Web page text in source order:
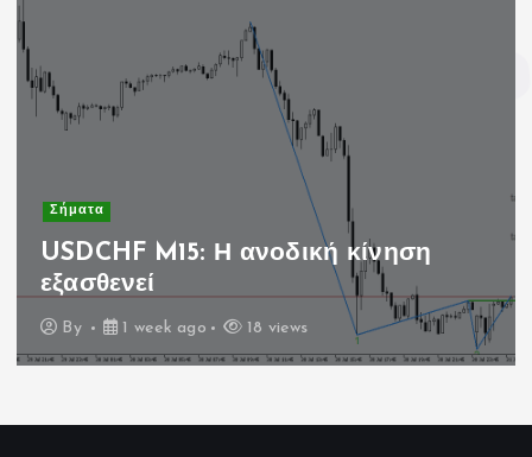
Σήματα
USDCHF M15: Η ανοδική κίνηση
εξασθενεί
By 1 week ago 18 views